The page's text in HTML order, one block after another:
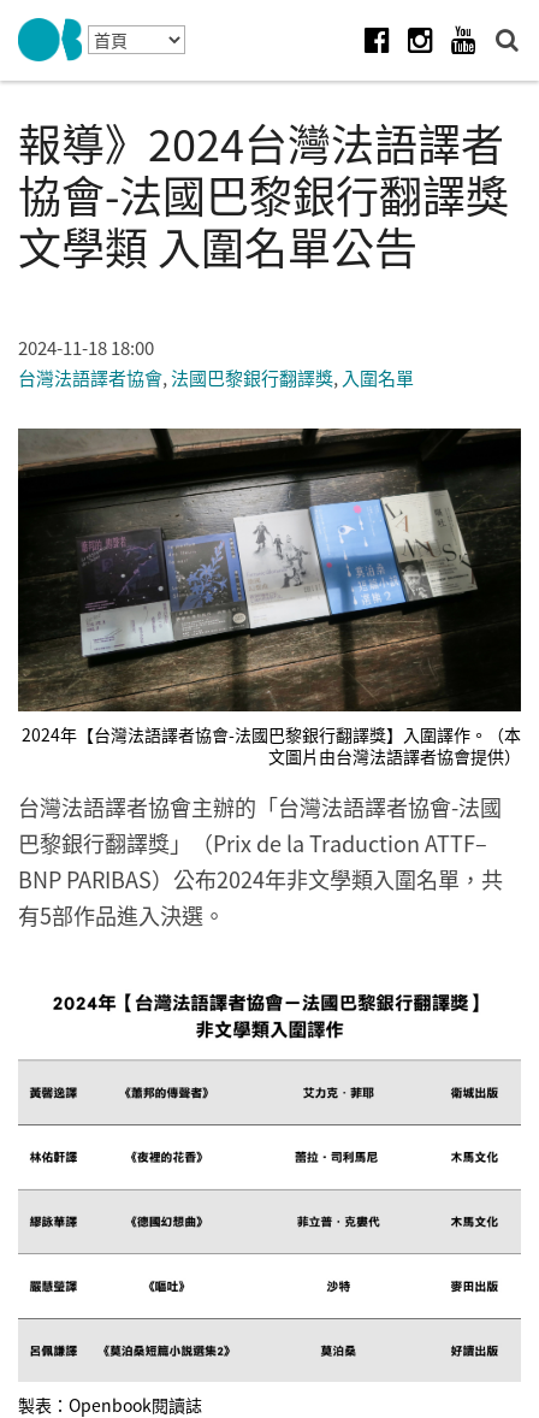
Skip to navigation
移至主內容
報導》2024台灣法語譯者
協會-法國巴黎銀行翻譯獎
文學類 入圍名單公告
2024-11-18 18:00
台灣法語譯者協會,法國巴黎銀行翻譯獎, 入圍名單
2024年【台灣法語譯者協會-法國巴黎銀行翻譯獎】入圍譯作。（本
文圖片由台灣法語譯者協會提供）
台灣法語譯者協會主辦的「台灣法語譯者協會-法國
巴黎銀行翻譯獎」（Prix de la Traduction ATTF–
BNP PARIBAS）公布2024年非文學類入圍名單，共
有5部作品進入決選。
製表：Openbook閱讀誌